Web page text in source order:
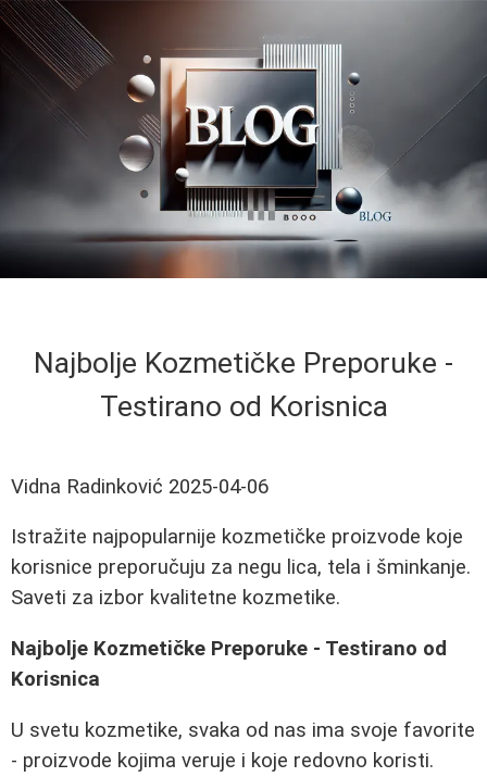
Najbolje Kozmetičke Preporuke -
Testirano od Korisnica
Vidna Radinković 2025-04-06
Istražite najpopularnije kozmetičke proizvode koje
korisnice preporučuju za negu lica, tela i šminkanje.
Saveti za izbor kvalitetne kozmetike.
Najbolje Kozmetičke Preporuke - Testirano od
Korisnica
U svetu kozmetike, svaka od nas ima svoje favorite
- proizvode kojima veruje i koje redovno koristi.